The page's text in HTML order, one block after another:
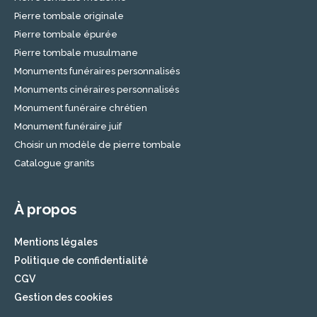
des démarches organisationnelles et
financières. Nos agences partenaires vous
conseillent sur les meilleures options
disponibles pour chaque situation spécifique.
Démarches après un Décès dans
les Bouches-du-Rhône
Après un décès, de nombreuses démarches
administratives doivent être accomplies. Dans
ce contexte,
Démarches Administratives
démarches administratives
Pierre tombale originale
Pierre tombale épurée
Pierre tombale musulmane
Monuments funéraires personnalisés
Monuments cinéraires personnalisés
Monument funéraire chrétien
Monument funéraire juif
Choisir un modèle de pierre tombale
Catalogue granits
À propos
Mentions légales
Politique de confidentialité
CGV
Gestion des cookies